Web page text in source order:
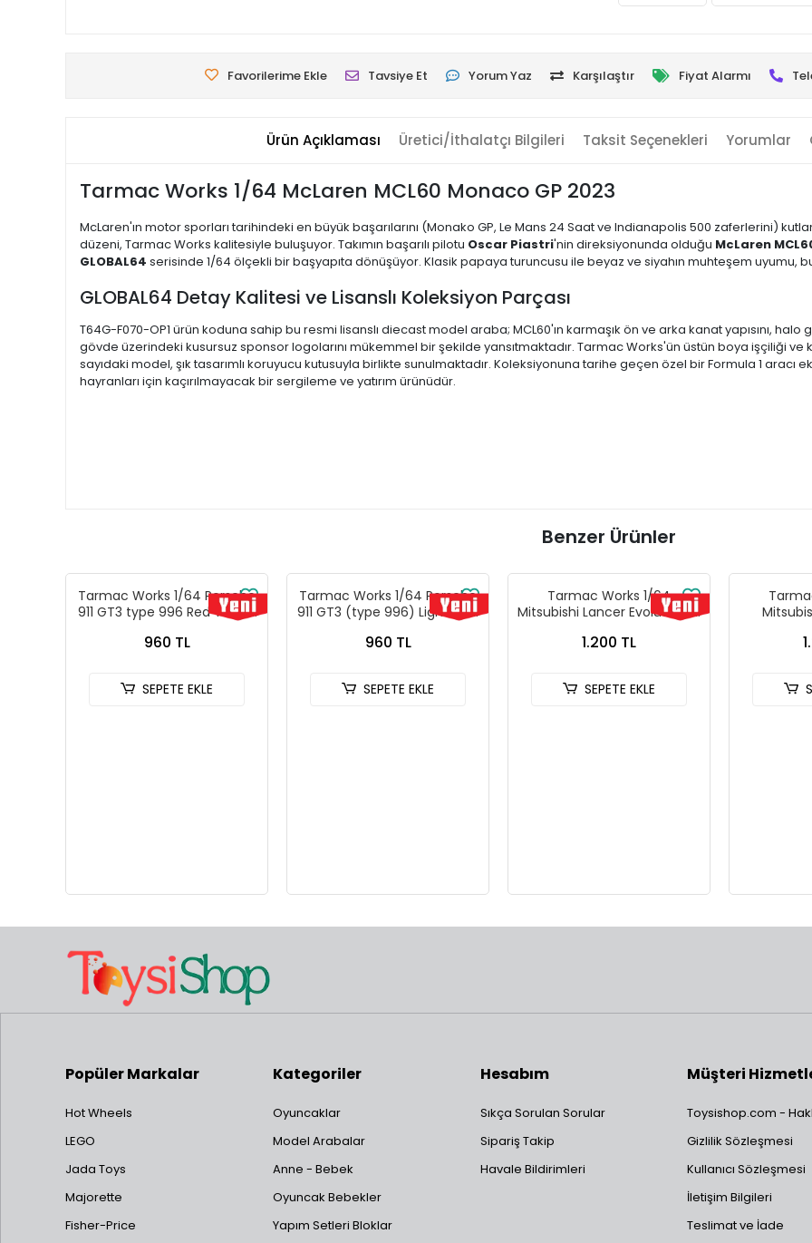
Favorilerime Ekle Tavsiye Et Yorum Yaz Karşılaştır Fiyat Alarmı
Ürün Açıklaması Üretici/İthalatçı Bilgileri Taksit Seçenekleri Yorumlar
Tarmac Works 1/64 McLaren MCL60 Monaco GP 2023
McLaren'ın motor sporları tarihindeki en büyük başarılarını (Monako GP, Le Mans 24 Saat ve Indianapolis 500 zaferlerini)
düzeni, Tarmac Works kalitesiyle buluşuyor. Takımın başarılı pilotu Oscar Piastri'nin direksiyonunda olduğu McLaren
GLOBAL64 serisinde 1/64 ölçekli bir başyapıta dönüşüyor. Klasik papaya turuncusu ile beyaz ve siyahın muhteşem uyumu,
GLOBAL64 Detay Kalitesi ve Lisanslı Koleksiyon Parçası
T64G-F070-OP1 ürün koduna sahip bu resmi lisanslı diecast model araba; MCL60'ın karmaşık ön ve arka kanat yapısını,
gövde üzerindeki kusursuz sponsor logolarını mükemmel bir şekilde yansıtmaktadır. Tarmac Works'ün üstün boya işçiliği ve
sayıdaki model, şık tasarımlı koruyucu kutusuyla birlikte sunulmaktadır. Koleksiyonuna tarihe geçen özel bir Formula 1
hayranları için kaçırılmayacak bir sergileme ve yatırım ürünüdür.
Benzer Ürünler
Tarmac Works 1/64 Porsche
911 GT3 type 996 Red T64G-
960 TL
SEPETE EKLE
Tarmac Works 1/64 Porsche
911 GT3 (type 996) Light Blue
Models GLOBAL64 T64G-
960 TL
SEPETE EKLE
Tarmac Works 1/64
Mitsubishi Lancer Evolution IV
T64G-076-97MCR01
1.200 TL
SEPETE EKLE
Tarmac
Popüler Markalar
Hot Wheels
LEGO
Jada Toys
Majorette
Fisher-Price
Kategoriler
Oyuncaklar
Model Arabalar
Anne - Bebek
Oyuncak Bebekler
Yapım Setleri Bloklar
Hesabım
Sıkça Sorulan Sorular
Sipariş Takip
Havale Bildirimleri
Müşteri
Toysishop.com -
Gizlilik Sözleşmesi
Kullanıcı Sözleşmesi
İletişim Bilgileri
Teslimat ve İade